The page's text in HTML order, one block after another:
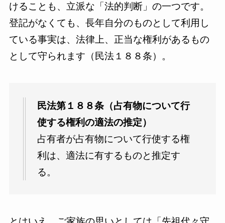
けることも、立派な「法的判断」の一つです。
登記がなくても、長年自分のものとして利用し
ている事実は、法律上、正当な権利があるもの
として守られます（民法１８８条）。
民法第１８８条（占有物について行
使する権利の適法の推定）
占有者が占有物について行使する権
利は、適法に有するものと推定す
る。